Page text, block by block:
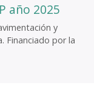
año 2025
y
Financiado por la